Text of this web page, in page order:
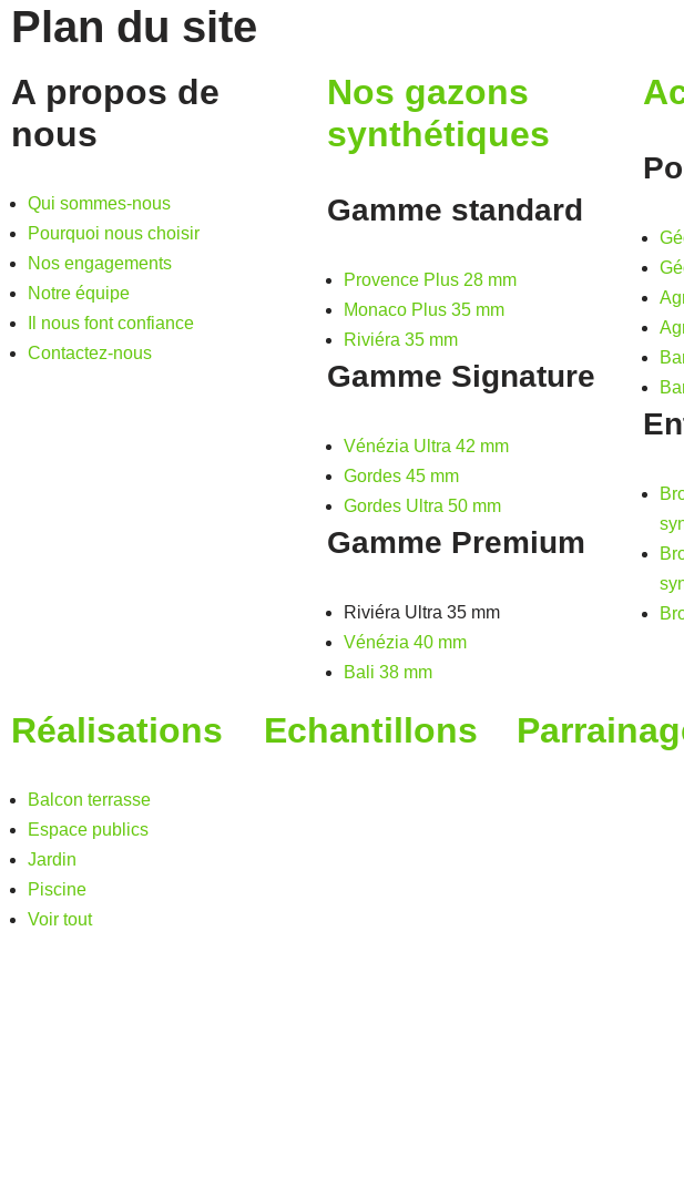
Plan du site
A propos de
nous
Qui sommes-nous
Pourquoi nous choisir
Nos engagements
Notre équipe
Il nous font confiance
Contactez-nous
Nos gazons
synthétiques
Gamme standard
Provence Plus 28 mm
Monaco Plus 35 mm
Riviéra 35 mm
Gamme Signature
Vénézia Ultra 42 mm
Gordes 45 mm
Gordes Ultra 50 mm
Gamme Premium
Riviéra Ultra 35 mm
Vénézia 40 mm
Bali 38 mm
Réalisations
Balcon terrasse
Espace publics
Jardin
Piscine
Voir tout
Echantillons